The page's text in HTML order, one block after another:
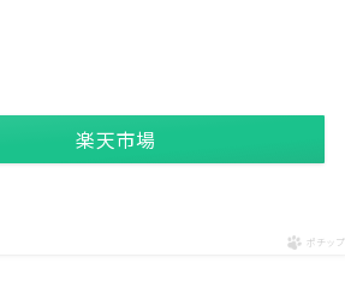
楽天市場
ポチップ